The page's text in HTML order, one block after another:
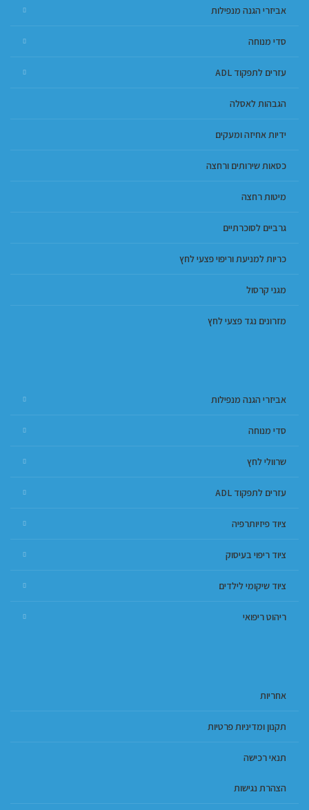
אביזרי הגנה מנפילות
סדי מנוחה
עזרים לתפקוד ADL
הגבהות לאסלה
ידיות אחיזה ומעקים
כסאות שירותים ורחצה
מיטות רחצה
גרביים לסוכרתיים
כריות למניעת וריפוי פצעי לחץ
מגני קרסול
מזרונים נגד פצעי לחץ
אביזרי הגנה מנפילות
סדי מנוחה
שרוולי לחץ
עזרים לתפקוד ADL
ציוד פיזיותרפיה
ציוד ריפוי בעיסוק
ציוד שיקומי לילדים
ריהוט ריפואי
אחריות
תקנון ומדיניות פרטיות
תנאי רכישה
הצהרת נגישות